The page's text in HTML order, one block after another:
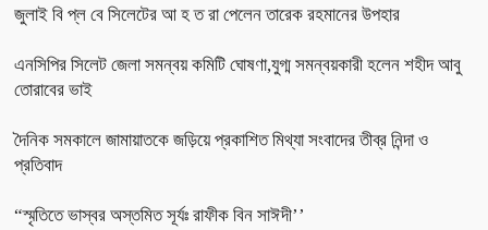
জুলাই বি প্ল বে সিলেটের আ হ ত রা পেলেন তারেক রহমানের উপহার
এনসিপির সিলেট জেলা সমন্বয় কমিটি ঘোষণা,যুগ্ম সমন্বয়কারী হলেন শহীদ আবু
তোরাবের ভাই
দৈনিক সমকালে জামায়াতকে জড়িয়ে প্রকাশিত মিথ্যা সংবাদের তীব্র নিন্দা ও
প্রতিবাদ
“স্মৃতিতে ভাস্বর অস্তমিত সূর্যঃ রাফীক বিন সাঈদী’’